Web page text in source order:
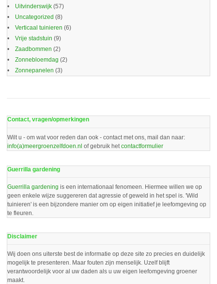
Uitvinderswijk (57)
Uncategorized (8)
Verticaal tuinieren (6)
Vrije stadstuin (9)
Zaadbommen (2)
Zonnebloemdag (2)
Zonnepanelen (3)
Contact, vragen/opmerkingen
Wilt u - om wat voor reden dan ook - contact met ons, mail dan naar:
info(a)meergroenzelfdoen.nl of gebruik het contactformulier
Guerrilla gardening
Guerrilla gardening is een internationaal fenomeen. Hiermee willen we op
geen enkele wijze suggereren dat agressie of geweld in het spel is. 'Wild
tuinieren' is een bijzondere manier om op eigen initiatief je leefomgeving op
te fleuren.
Disclaimer
Wij doen ons uiterste best de informatie op deze site zo precies en duidelijk
mogelijk te presenteren. Maar fouten zijn menselijk. Uzelf blijft
verantwoordelijk voor al uw daden als u uw eigen leefomgeving groener
maakt.